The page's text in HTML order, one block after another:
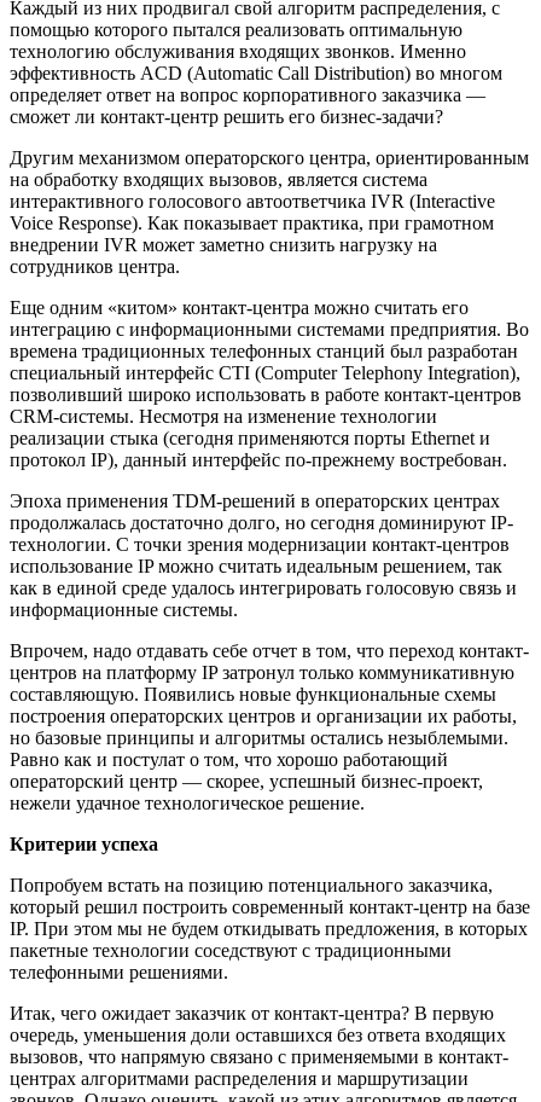
Каждый из них продвигал свой алгоритм распределения, с
помощью которого пытался реализовать оптимальную
технологию обслуживания входящих звонков. Именно
эффективность ACD (Automatic Call Distribution) во многом
определяет ответ на вопрос корпоративного заказчика —
сможет ли контакт-центр решить его бизнес-задачи?
Другим механизмом операторского центра, ориентированным
на обработку входящих вызовов, является система
интерактивного голосового автоответчика IVR (Interactive
Voice Response). Как показывает практика, при грамотном
внедрении IVR может заметно снизить нагрузку на
сотрудников центра.
Еще одним «китом» контакт-центра можно считать его
интеграцию с информационными системами предприятия. Во
времена традиционных телефонных станций был разработан
специальный интерфейс CTI (Computer Telephony Integration),
позволивший широко использовать в работе контакт-центров
CRM-системы. Несмотря на изменение технологии
реализации стыка (сегодня применяются порты Ethernet и
протокол IP), данный интерфейс по-прежнему востребован.
Эпоха применения TDM-решений в операторских центрах
продолжалась достаточно долго, но сегодня доминируют IP-
технологии. С точки зрения модернизации контакт-центров
использование IP можно считать идеальным решением, так
как в единой среде удалось интегрировать голосовую связь и
информационные системы.
Впрочем, надо отдавать себе отчет в том, что переход контакт-
центров на платформу IP затронул только коммуникативную
составляющую. Появились новые функциональные схемы
построения операторских центров и организации их работы,
но базовые принципы и алгоритмы остались незыблемыми.
Равно как и постулат о том, что хорошо работающий
операторский центр — скорее, успешный бизнес-проект,
нежели удачное технологическое решение.
Критерии успеха
Попробуем встать на позицию потенциального заказчика,
который решил построить современный контакт-центр на базе
IP. При этом мы не будем откидывать предложения, в которых
пакетные технологии соседствуют с традиционными
телефонными решениями.
Итак, чего ожидает заказчик от контакт-центра? В первую
очередь, уменьшения доли оставшихся без ответа входящих
вызовов, что напрямую связано с применяемыми в контакт-
центрах алгоритмами распределения и маршрутизации